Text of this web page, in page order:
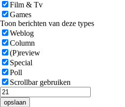
Film & Tv
Games
Toon berichten van deze types
Weblog
Column
(P)review
Special
Poll
Scrollbar gebruiken
opslaan